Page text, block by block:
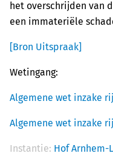
het overschrijden van
een immateriële
[Bron Uitspraak]
Wetingang:
Algemene wet inzake
Algemene wet inzake
Instantie: Hof Arnhem-